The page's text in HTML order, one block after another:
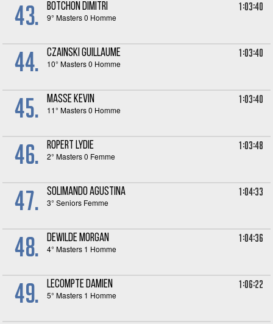
43. BOTCHON Dimitri
9° Masters 0 Homme
1:03:40
44. CZAINSKI Guillaume
10° Masters 0 Homme
1:03:40
45. MASSE Kevin
11° Masters 0 Homme
1:03:40
46. ROPERT Lydie
2° Masters 0 Femme
1:03:48
47. SOLIMANDO Agustina
3° Seniors Femme
1:04:33
48. DEWILDE Morgan
4° Masters 1 Homme
1:04:36
49. LECOMPTE Damien
5° Masters 1 Homme
1:06:22